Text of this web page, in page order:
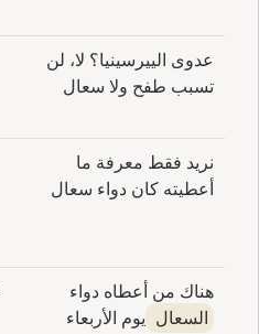
عدوى الييرسينيا؟ لا، لن
تسبب طفح ولا سعال
نريد فقط معرفة ما
أعطيته كان دواء سعال
هناك من أعطاه دواء
السعال
يوم الأربعاء